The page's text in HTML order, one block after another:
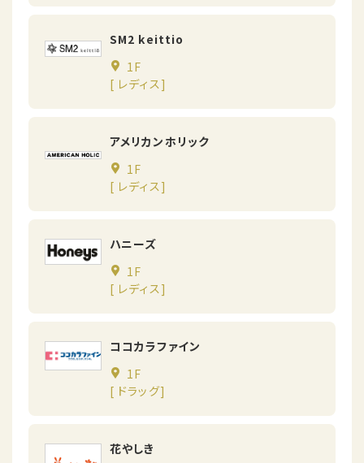
SM2 keittio
1F
[ レディス]
アメリカンホリック
1F
[ レディス]
ハニーズ
1F
[ レディス]
ココカラファイン
1F
[ ドラッグ]
花やしき